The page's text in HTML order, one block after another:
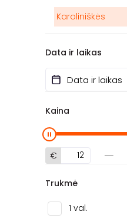
Karoliniškės
Šnipiškės
Fabijoniškės
Šiaurės miestelis
Centras
Pašilaičiai
Antakalnis
Data ir laikas
Kaina
€
Trukmė
1 val.